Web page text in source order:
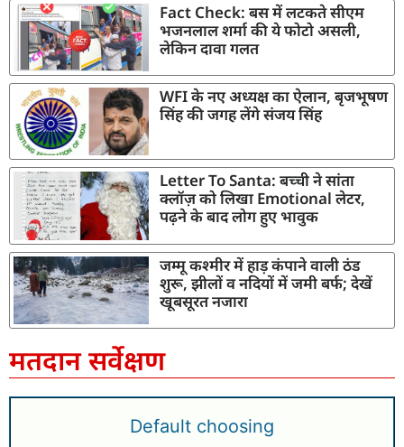
Fact Check: बस में लटकते सीएम
भजनलाल शर्मा की ये फोटो असली,
लेकिन दावा गलत
WFI के नए अध्यक्ष का ऐलान, बृजभूषण
सिंह की जगह लेंगे संजय सिंह
Letter To Santa: बच्ची ने सांता
क्लॉज़ को लिखा Emotional लेटर,
पढ़ने के बाद लोग हुए भावुक
जम्मू कश्मीर में हाड़ कंपाने वाली ठंड
शुरू, झीलों व नदियों में जमी बर्फ; देखें
खूबसूरत नजारा
मतदान सर्वेक्षण
Default choosing